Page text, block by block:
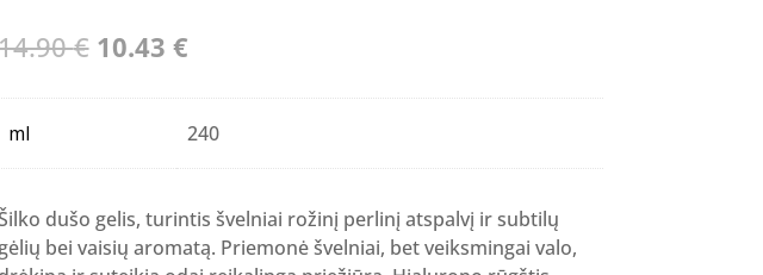
€ Original
was:
14.90 €.
10.43 €Current
is:
10.43 €.
ml 240
dušo gelis, turintis švelniai rožinį perlinį atspalvį ir subtilų
bei vaisių aromatą. Priemonė švelniai, bet veiksmingai valo,